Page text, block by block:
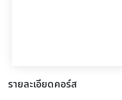
รายละเอียดคอร์ส